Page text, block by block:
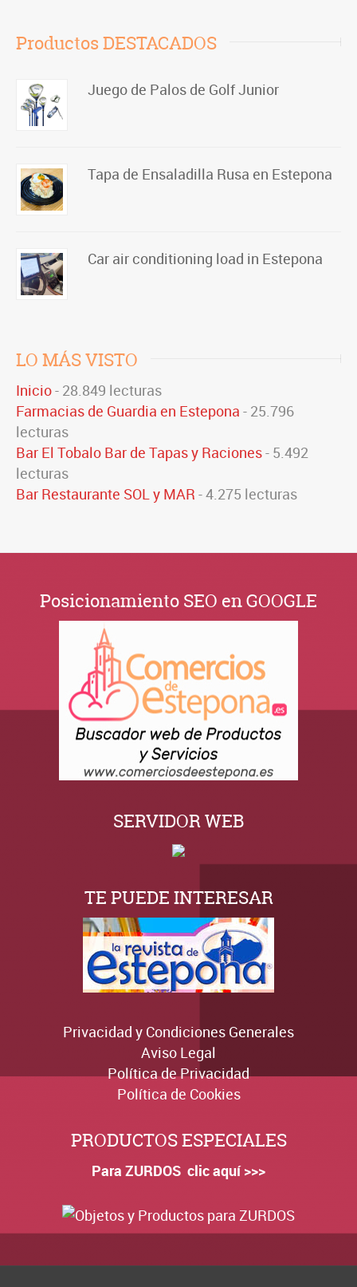
Productos DESTACADOS
Juego de Palos de Golf Junior
Tapa de Ensaladilla Rusa en Estepona
Car air conditioning load in Estepona
LO MÁS VISTO
Inicio- 28.849 lecturas
Farmacias de Guardia en Estepona - 25.796
lecturas
Bar El Tobalo Bar de Tapas y Raciones- 5.492
lecturas
Bar Restaurante SOL y MAR - 4.275 lecturas
Posicionamiento SEO en GOOGLE
SERVIDOR WEB
TE PUEDE INTERESAR
Privacidad y Condiciones Generales
Aviso Legal
Política de Privacidad
Política de Cookies
PRODUCTOS ESPECIALES
Para ZURDOS clic aquí >>>